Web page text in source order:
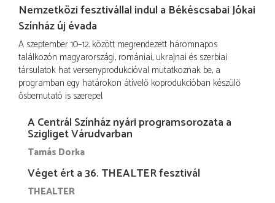
Nemzetközi fesztivállal indul a Békéscsabai Jókai
Színház új évada
A szeptember 10–12. között megrendezett háromnapos
találkozón magyarországi, romániai, ukrajnai és szerbiai
társulatok hat versenyprodukcióval mutatkoznak be, a
programban egy határokon átívelő koprodukcióban készülő
ősbemutató is szerepel.
A Centrál Színház nyári programsorozata a
Szigliget Várudvarban
Tamás Dorka
Véget ért a 36. THEALTER fesztivál
THEALTER